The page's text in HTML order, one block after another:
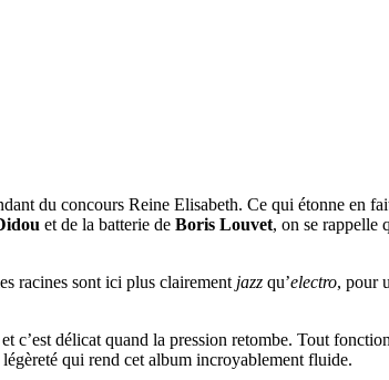
du concours Reine Elisabeth. Ce qui étonne en
et de la batterie de Boris Louvet, on se rappelle
racines sont ici plus clairement jazz qu’electro, pour
c’est délicat quand la pression retombe. Tout
qui rend cet album incroyablement fluide.